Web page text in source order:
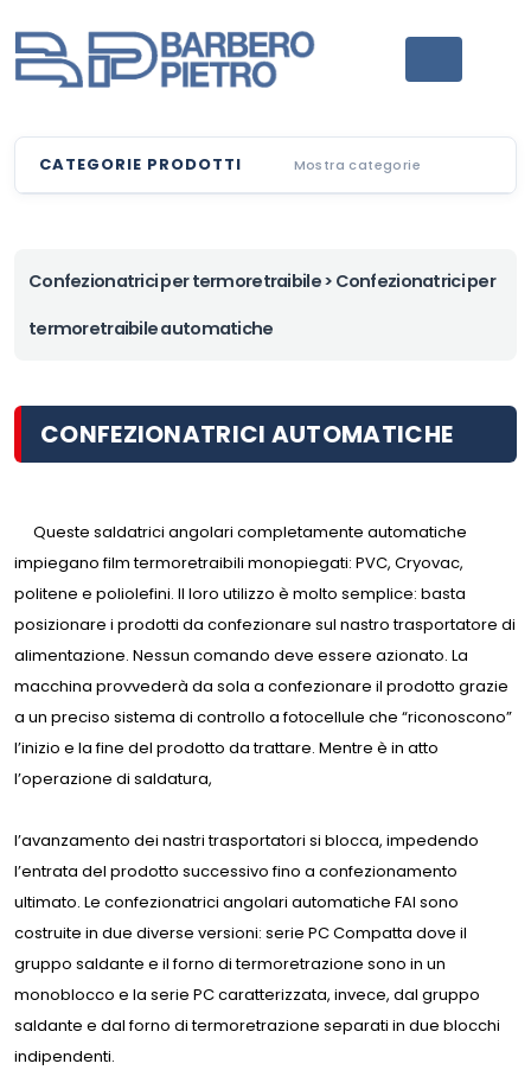
CATEGORIE PRODOTTI Mostra categorie
Confezionatrici per termoretraibile> Confezionatrici per
termoretraibile automatiche
CONFEZIONATRICI AUTOMATICHE
Queste saldatrici angolari completamente automatiche
impiegano film termoretraibili monopiegati: PVC, Cryovac,
politene e poliolefini. Il loro utilizzo è molto semplice: basta
posizionare i prodotti da confezionare sul nastro trasportatore di
alimentazione. Nessun comando deve essere azionato. La
macchina provvederà da sola a confezionare il prodotto grazie
a un preciso sistema di controllo a fotocellule che “riconoscono”
l’inizio e la fine del prodotto da trattare. Mentre è in atto
l’operazione di saldatura,
l’avanzamento dei nastri trasportatori si blocca, impedendo
l’entrata del prodotto successivo fino a confezionamento
ultimato. Le confezionatrici angolari automatiche FAI sono
costruite in due diverse versioni: serie PC Compatta dove il
gruppo saldante e il forno di termoretrazione sono in un
monoblocco e la serie PC caratterizzata, invece, dal gruppo
saldante e dal forno di termoretrazione separati in due blocchi
indipendenti.